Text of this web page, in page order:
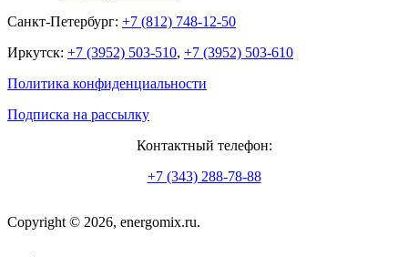
Санкт-Петербург: +7 (812) 748-12-50
Иркутск: +7 (3952) 503-510, +7 (3952) 503-610
Политика конфиденциальности
Подписка на рассылку
Контактный телефон:
+7 (343) 288-78-88
Copyright © 2026, energomix.ru.